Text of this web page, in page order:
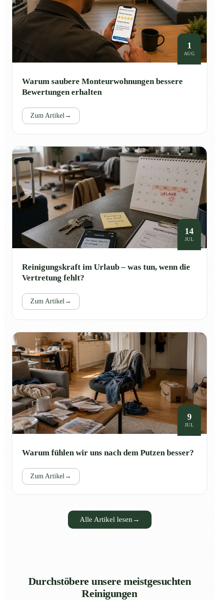
1
AUG
Warum saubere Monteurwohnungen bessere
Bewertungen erhalten
Zum Artikel →
14
JUL
Reinigungskraft im Urlaub – was tun, wenn die
Vertretung fehlt?
Zum Artikel →
9
JUL
Warum fühlen wir uns nach dem Putzen besser?
Zum Artikel →
Alle Artikel lesen →
Durchstöbere unsere meistgesuchten
Reinigungen